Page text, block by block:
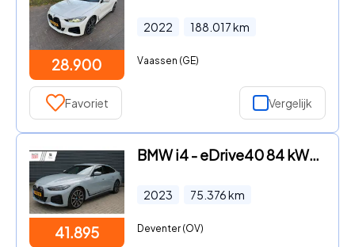
28.900
2022 188.017km
Vaassen (GE)
Favoriet Vergelijk
41.895
BMW i4 - eDrive40 84 kWh M-Sport Pro 19inch 360 Camera Adap-Cruise
2023 75.376km
Deventer (OV)